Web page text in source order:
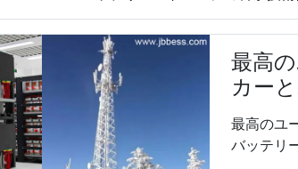
最高
カー
最高のユ
バッテリ